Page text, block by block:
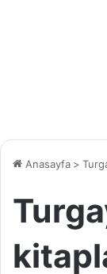
Anasayfa >